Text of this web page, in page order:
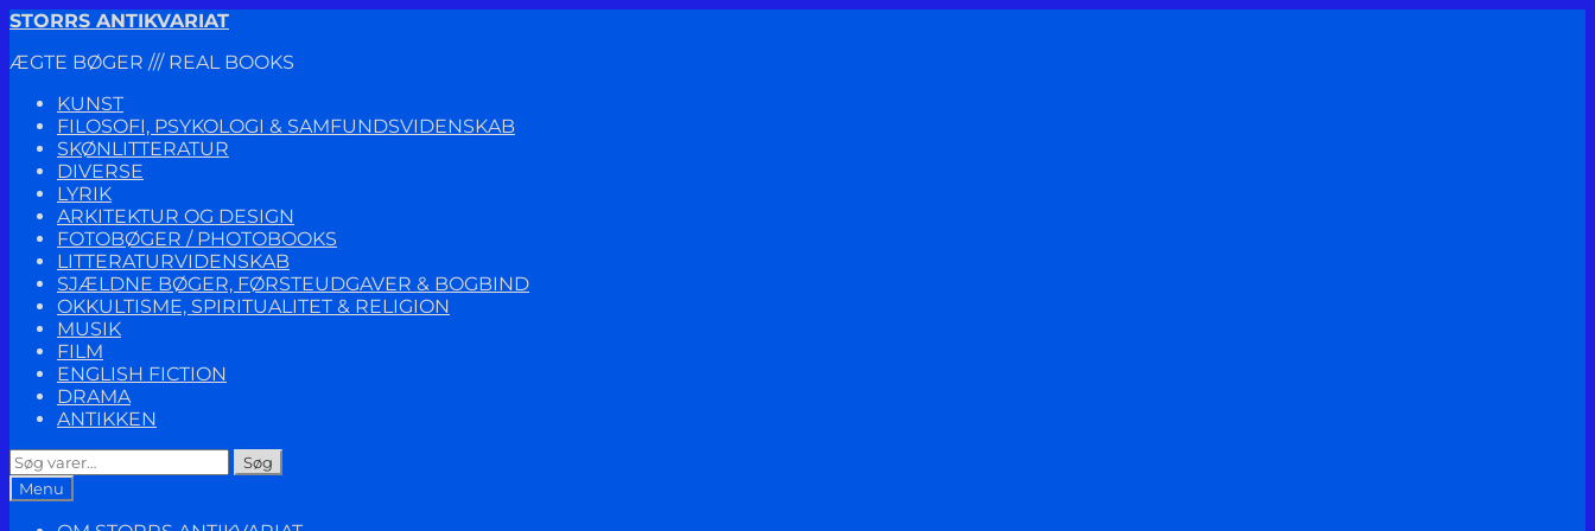
Spring
navigation
Spring
indhold
STORRS ANTIKVARIAT
ÆGTE BØGER /// REAL BOOKS
KUNST
FILOSOFI, PSYKOLOGI & SAMFUNDSVIDENSKAB
SKØNLITTERATUR
DIVERSE
LYRIK
ARKITEKTUR OG DESIGN
FOTOBØGER / PHOTOBOOKS
LITTERATURVIDENSKAB
SJÆLDNE BØGER, FØRSTEUDGAVER & BOGBIND
OKKULTISME, SPIRITUALITET & RELIGION
MUSIK
FILM
ENGLISH FICTION
DRAMA
ANTIKKEN
Søg
efter:
Søg
Menu